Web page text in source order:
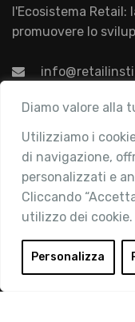
Diamo valore alla
Utilizziamo i
di navigazione,
personalizzati e
Cliccando
utilizzo dei cookie.
Personalizza
l'Ecosistema Retail:
promuovere lo
Associazione
Chi siamo
Attività
Contatti
Area Riservata
Login
Diventa Socio